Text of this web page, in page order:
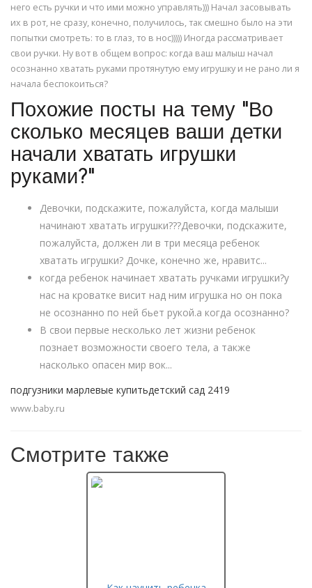
него есть ручки и что ими можно управлять))) Начал засовывать
их в рот, не сразу, конечно, получилось, так смешно было на эти
попытки смотреть: то в глаз, то в нос))))) Иногда рассматривает
свои ручки. Ну вот в общем вопрос: когда ваш малыш начал
осознанно хватать руками протянутую ему игрушку и не рано ли я
начала беспокоиться?
Похожие посты на тему "Во
сколько месяцев ваши детки
начали хватать игрушки
руками?"
Девочки, подскажите, пожалуйста, когда малыши
начинают хватать игрушки???Девочки, подскажите,
пожалуйста, должен ли в три месяца ребенок
хватать игрушки? Дочке, конечно же, нравитс...
когда ребенок начинает хватать ручками игрушки?у
нас на кроватке висит над ним игрушка но он пока
не осознанно по ней бьет рукой.а когда осознанно?
В свои первые несколько лет жизни ребенок
познает возможности своего тела, а также
насколько опасен мир вок...
подгузники марлевые купитьдетский сад 2419
www.baby.ru
Смотрите также